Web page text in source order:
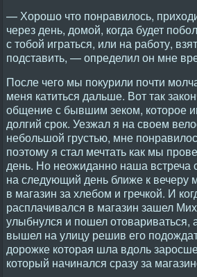
— Хорошо что понравилось,
через день, домой, когда будет
с тобой играться, или на работу,
подставить, — определил он мне
После чего мы покурили почти
меня катиться дальше. Вот так
общение с бывшим зеком, которое
долгий срок. Уезжал я на своем
небольшой грустью, мне
поэтому я стал мечтать как мы
день. Но неожиданно наша встреча
на следующий день ближе к вечеру
в магазин за хлебом и гречкой. И
расплачивался в магазин зашел
улыбнулся и пошел отовариваться,
вышел на улицу решив его
дорожке которая шла вдоль
который начинался сразу за